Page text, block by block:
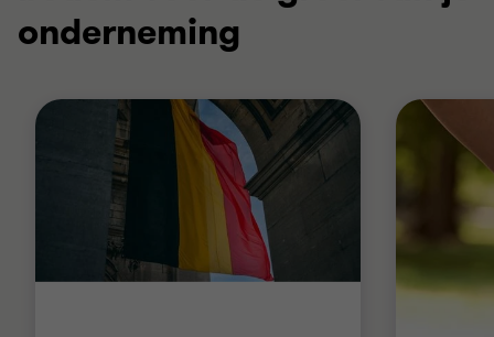
onderneming